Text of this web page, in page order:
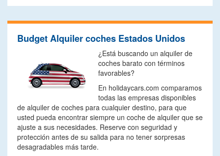
Budget Alquiler coches Estados Unidos
¿Está buscando un alquiler de
coches barato con términos
favorables?
En holidaycars.com comparamos
todas las empresas disponibles
de alquiler de coches para cualquier destino, para que
usted pueda encontrar siempre un coche de alquiler que se
ajuste a sus necesidades. Reserve con seguridad y
protección antes de su salida para no tener sorpresas
desagradables más tarde.